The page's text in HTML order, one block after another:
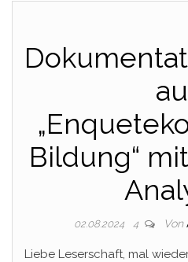
Bildung“
02.08.2024 4 Von
Liebe Leserschaft, mal